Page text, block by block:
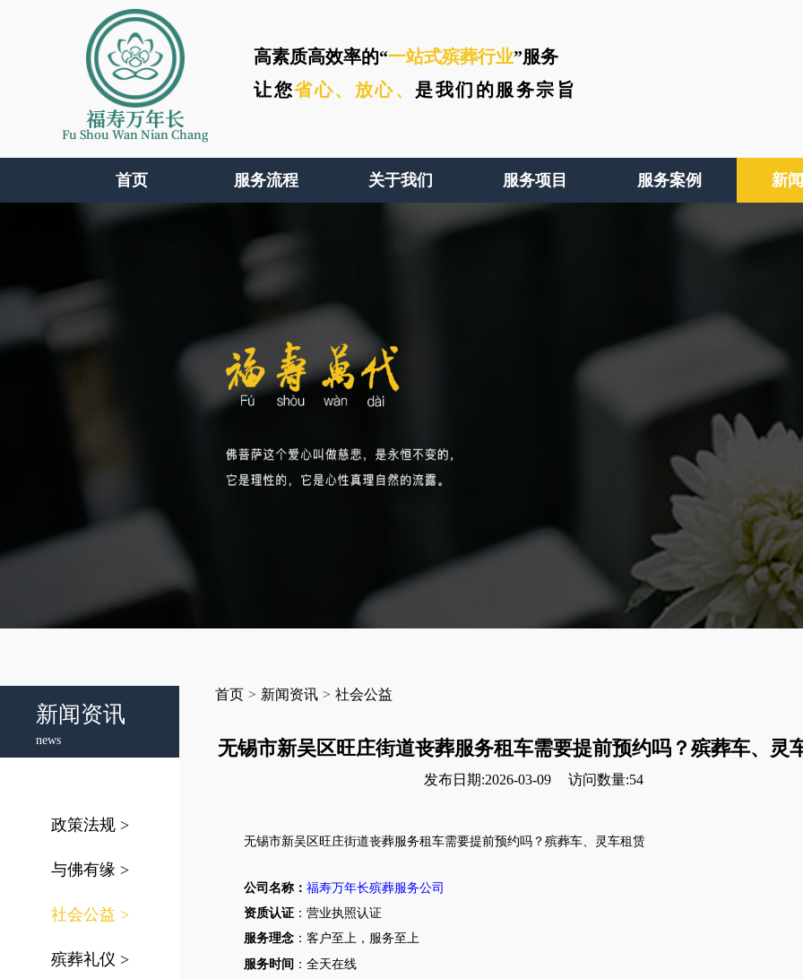
福寿万年长
Fu Shou Wan Nian Chang
高素质高效率的“一站式殡葬行业”服务
让您省心、 放心、 是我们的服务宗旨
首页 服务流程 关于我们 服务项目 服务案例 新
新闻资讯
news
政策法规 >
与佛有缘 >
社会公益 >
殡葬礼仪 >
首页 > 新闻资讯 > 社会公益
无锡市新吴区旺庄街道丧葬服务租车需要提前预约吗？殡葬车、灵
发布日期:2026-03-09 访问数量:54
无锡市新吴区 旺庄街道丧葬服务租车需要提前预约吗？ 殡葬车 灵车租赁
公司名称： 福寿万年长殡葬服务公司
资质认证 ：营业执照认证
服务理念 ：客户至上，服务至上
服务时间 ：全天在线